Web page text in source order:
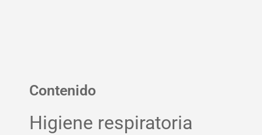
Contenido
Higiene respiratoria